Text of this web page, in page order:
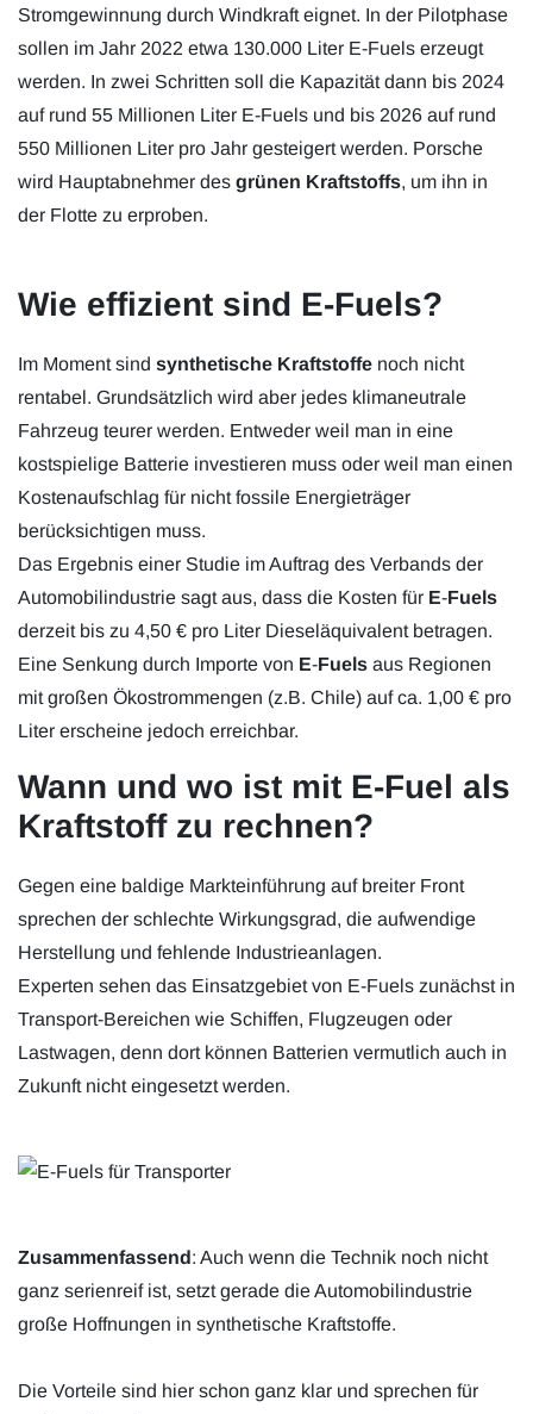
Stromgewinnung durch Windkraft eignet. In der Pilotphase
sollen im Jahr 2022 etwa 130.000 Liter E-Fuels erzeugt
werden. In zwei Schritten soll die Kapazität dann bis 2024
auf rund 55 Millionen Liter E-Fuels und bis 2026 auf rund
550 Millionen Liter pro Jahr gesteigert werden. Porsche
wird Hauptabnehmer des grünen Kraftstoffs, um ihn in
der Flotte zu erproben.
Wie effizient sind E-Fuels?
Im Moment sind synthetische Kraftstoffe noch nicht
rentabel. Grundsätzlich wird aber jedes klimaneutrale
Fahrzeug teurer werden. Entweder weil man in eine
kostspielige Batterie investieren muss oder weil man einen
Kostenaufschlag für nicht fossile Energieträger
berücksichtigen muss.
Das Ergebnis einer Studie im Auftrag des Verbands der
Automobilindustrie sagt aus, dass die Kosten für E-Fuels
derzeit bis zu 4,50 € pro Liter Dieseläquivalent betragen.
Eine Senkung durch Importe von E-Fuels aus Regionen
mit großen Ökostrommengen (z.B. Chile) auf ca. 1,00 € pro
Liter erscheine jedoch erreichbar.
Wann und wo ist mit E-Fuel als
Kraftstoff zu rechnen?
Gegen eine baldige Markteinführung auf breiter Front
sprechen der schlechte Wirkungsgrad, die aufwendige
Herstellung und fehlende Industrieanlagen.
Experten sehen das Einsatzgebiet von E-Fuels zunächst in
Transport-Bereichen wie Schiffen, Flugzeugen oder
Lastwagen, denn dort können Batterien vermutlich auch in
Zukunft nicht eingesetzt werden.
Zusammenfassend: Auch wenn die Technik noch nicht
ganz serienreif ist, setzt gerade die Automobilindustrie
große Hoffnungen in synthetische Kraftstoffe.
Die Vorteile sind hier schon ganz klar und sprechen für